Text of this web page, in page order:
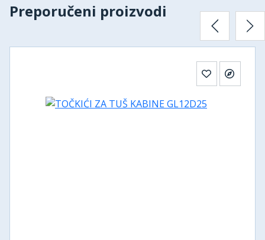
Preporučeni proizvodi